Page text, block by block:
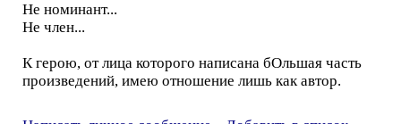
Не номинант...
Не член...
К герою, от лица которого написана бОльшая часть
произведений, имею отношение лишь как автор.